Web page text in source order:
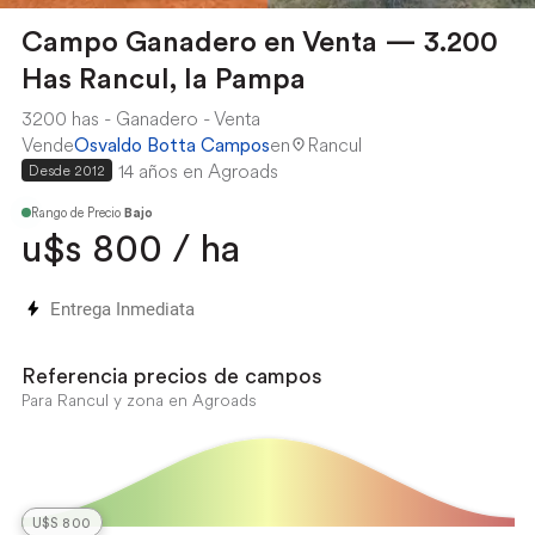
Campo Ganadero en Venta — 3.200
Has Rancul, la Pampa
3200 has Ganadero
Venta
VendeOsvaldo Botta Camposen Rancul
Desde 2012 14 años en Agroads
Rango de Precio Bajo
u$s 800 / ha
Entrega Inmediata
Referencia precios de campos
Para Rancul y zona en Agroads
U$S 800